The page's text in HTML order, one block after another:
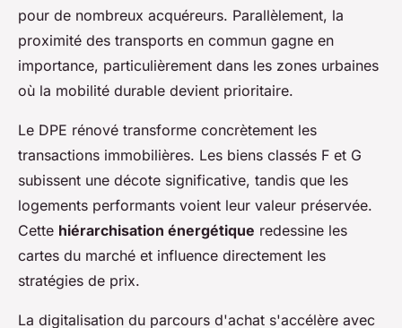
pour de nombreux acquéreurs. Parallèlement, la
proximité des transports en commun gagne en
importance, particulièrement dans les zones urbaines
où la mobilité durable devient prioritaire.
Le DPE rénové transforme concrètement les
transactions immobilières. Les biens classés F et G
subissent une décote significative, tandis que les
logements performants voient leur valeur préservée.
Cette hiérarchisation énergétique redessine les
cartes du marché et influence directement les
stratégies de prix.
La digitalisation du parcours d'achat s'accélère avec